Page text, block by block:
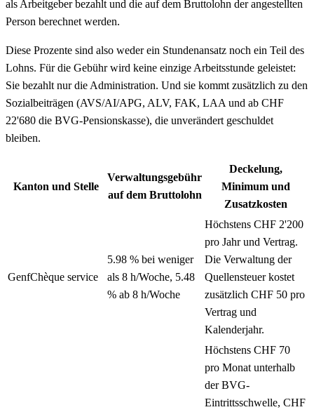
als Arbeitgeber bezahlt und die auf dem Bruttolohn der angestellten
Person berechnet werden.
Diese Prozente sind also weder ein Stundenansatz noch ein Teil des
Lohns. Für die Gebühr wird keine einzige Arbeitsstunde geleistet:
Sie bezahlt nur die Administration. Und sie kommt zusätzlich zu den
Sozialbeiträgen (AVS/AI/APG, ALV, FAK, LAA und ab CHF
22'680 die BVG-Pensionskasse), die unverändert geschuldet
bleiben.
Kanton und Stelle
Verwaltungsgebühr
auf dem Bruttolohn
Deckelung,
Minimum und
Zusatzkosten
GenfChèque service
5.98 % bei weniger
als 8 h/Woche, 5.48
% ab 8 h/Woche
Höchstens CHF 2'200
pro Jahr und Vertrag.
Die Verwaltung der
Quellensteuer kostet
zusätzlich CHF 50 pro
Vertrag und
Kalenderjahr.
Höchstens CHF 70
pro Monat unterhalb
der BVG-
Eintrittsschwelle, CHF